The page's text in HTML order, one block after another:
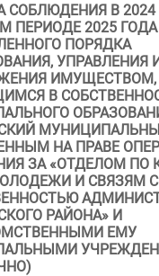
СОБЛЮДЕНИЯ В 2024
ПЕРИОДЕ 2025 ГОДА
ПОРЯДКА
УПРАВЛЕНИЯ
ИМУЩЕСТВОМ,
В
НА ПРАВЕ
ЗА «ОТДЕЛОМ ПО
И СВЯЗЯМ С
РАЙОНА» И
ЕМУ